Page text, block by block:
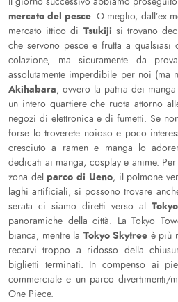
mercato del pesce. O meglio, dall’ex
mercato ittico di Tsukiji si trovano
che servono pesce e frutta a
colazione, ma sicuramente da
assolutamente imperdibile per noi (ma
Akihabara, ovvero la patria dei
un intero quartiere che ruota attorno
negozi di elettronica e di fumetti. Se
forse lo troverete noioso e poco
cresciuto a ramen e manga lo
dedicati ai manga, cosplay e anime.
zona delparco di Ueno, il polmone
laghi artificiali, si possono trovare
serata ci siamo diretti verso al
panoramiche della città. La Tokyo
bianca, mentre la Tokyo Skytree è più
recarvi troppo a ridosso della
biglietti terminati. In compenso ai
commerciale e un parco divertimenti/
One Piece.